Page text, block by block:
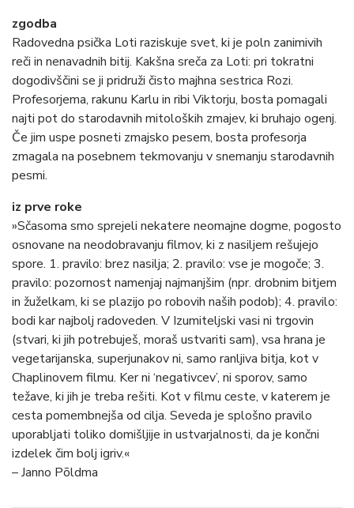
zgodba
Radovedna psička Loti raziskuje svet, ki je poln zanimivih
reči in nenavadnih bitij. Kakšna sreča za Loti: pri tokratni
dogodivščini se ji pridruži čisto majhna sestrica Rozi.
Profesorjema, rakunu Karlu in ribi Viktorju, bosta pomagali
najti pot do starodavnih mitoloških zmajev, ki bruhajo ogenj.
Če jim uspe posneti zmajsko pesem, bosta profesorja
zmagala na posebnem tekmovanju v snemanju starodavnih
pesmi.
iz prve roke
»Sčasoma smo sprejeli nekatere neomajne dogme, pogosto
osnovane na neodobravanju filmov, ki z nasiljem rešujejo
spore. 1. pravilo: brez nasilja; 2. pravilo: vse je mogoče; 3.
pravilo: pozornost namenjaj najmanjšim (npr. drobnim bitjem
in žuželkam, ki se plazijo po robovih naših podob); 4. pravilo:
bodi kar najbolj radoveden. V Izumiteljski vasi ni trgovin
(stvari, ki jih potrebuješ, moraš ustvariti sam), vsa hrana je
vegetarijanska, superjunakov ni, samo ranljiva bitja, kot v
Chaplinovem filmu. Ker ni ‘negativcev’, ni sporov, samo
težave, ki jih je treba rešiti. Kot v filmu ceste, v katerem je
cesta pomembnejša od cilja. Seveda je splošno pravilo
uporabljati toliko domišljije in ustvarjalnosti, da je končni
izdelek čim bolj igriv.«
– Janno Põldma